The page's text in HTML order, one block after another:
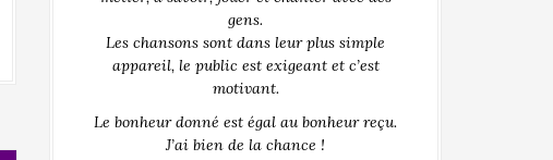
gens.
Les chansons sont dans leur plus simple
appareil, le public est exigeant et c’est
motivant.
Le bonheur donné est égal au bonheur reçu.
J’ai bien de la chance !